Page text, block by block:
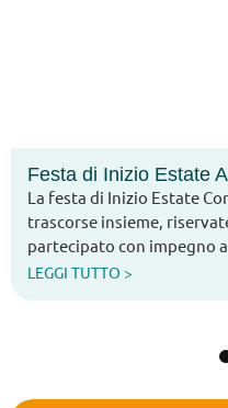
ASMAR 2026
Con due splendide giornate
ai volontari che hanno
alle...